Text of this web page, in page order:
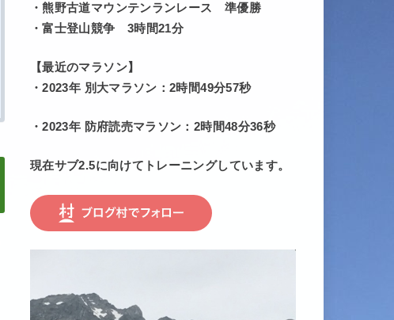
・熊野古道マウンテンランレース 準優勝
・富士登山競争 3時間21分
【最近のマラソン】
・2023年 別大マラソン：2時間49分57秒
・2023年 防府読売マラソン：2時間48分36秒
現在サブ2.5に向けてトレーニングしています。